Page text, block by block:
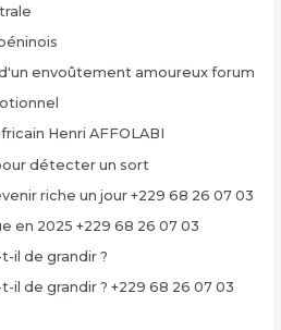
envoûtement amoureux forum
Henri AFFOLABI
détecter un sort
riche un jour +229 68 26 07 03
en 2025 +229 68 26 07 03
il de grandir ?
il de grandir ? +229 68 26 07 03